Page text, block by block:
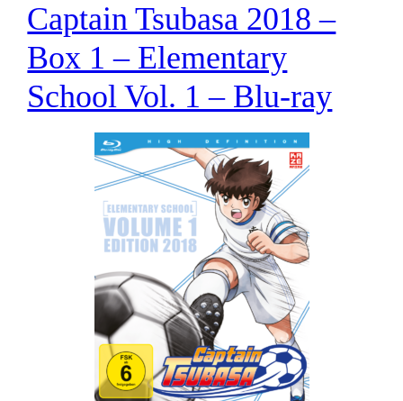
Captain Tsubasa 2018 –
Box 1 – Elementary
School Vol. 1 – Blu-ray